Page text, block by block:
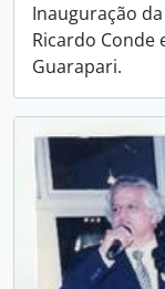
Inauguração
Ricardo Conde
Guarapari.